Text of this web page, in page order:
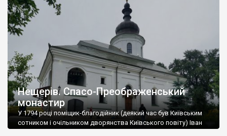
Нещерів. Спасо-Преображенський
монастир
У 1794 році поміщик-благодійник (деякий час був Київським
сотником і очільником дворянства Київського повіту) Іван